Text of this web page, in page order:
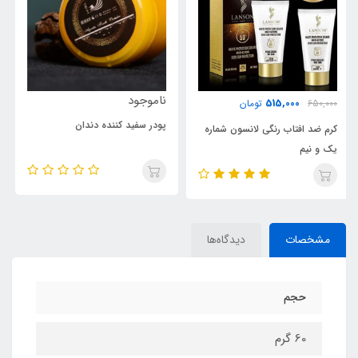
ناموجود
پودر سفید کننده دندان
650,000
کرم ضد افتاب رنگی لانسون شماره
مشخصات دیدگاه‌ها
حجم
60 گرم